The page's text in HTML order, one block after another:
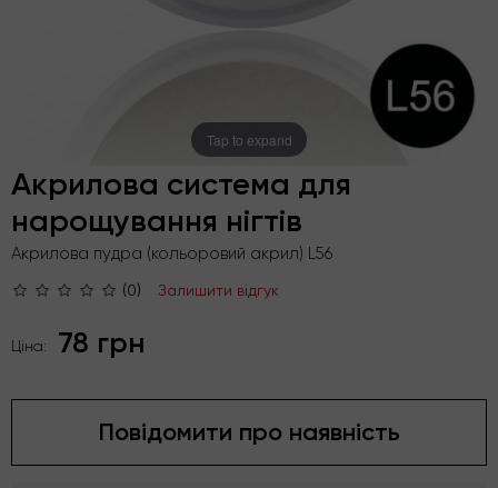
Tap to expand
Акрилова система для
нарощування нігтів
Акрилова пудра (кольоровий акрил) L56
(0) Залишити відгук
Ціна: 78 грн
Повідомити про наявність